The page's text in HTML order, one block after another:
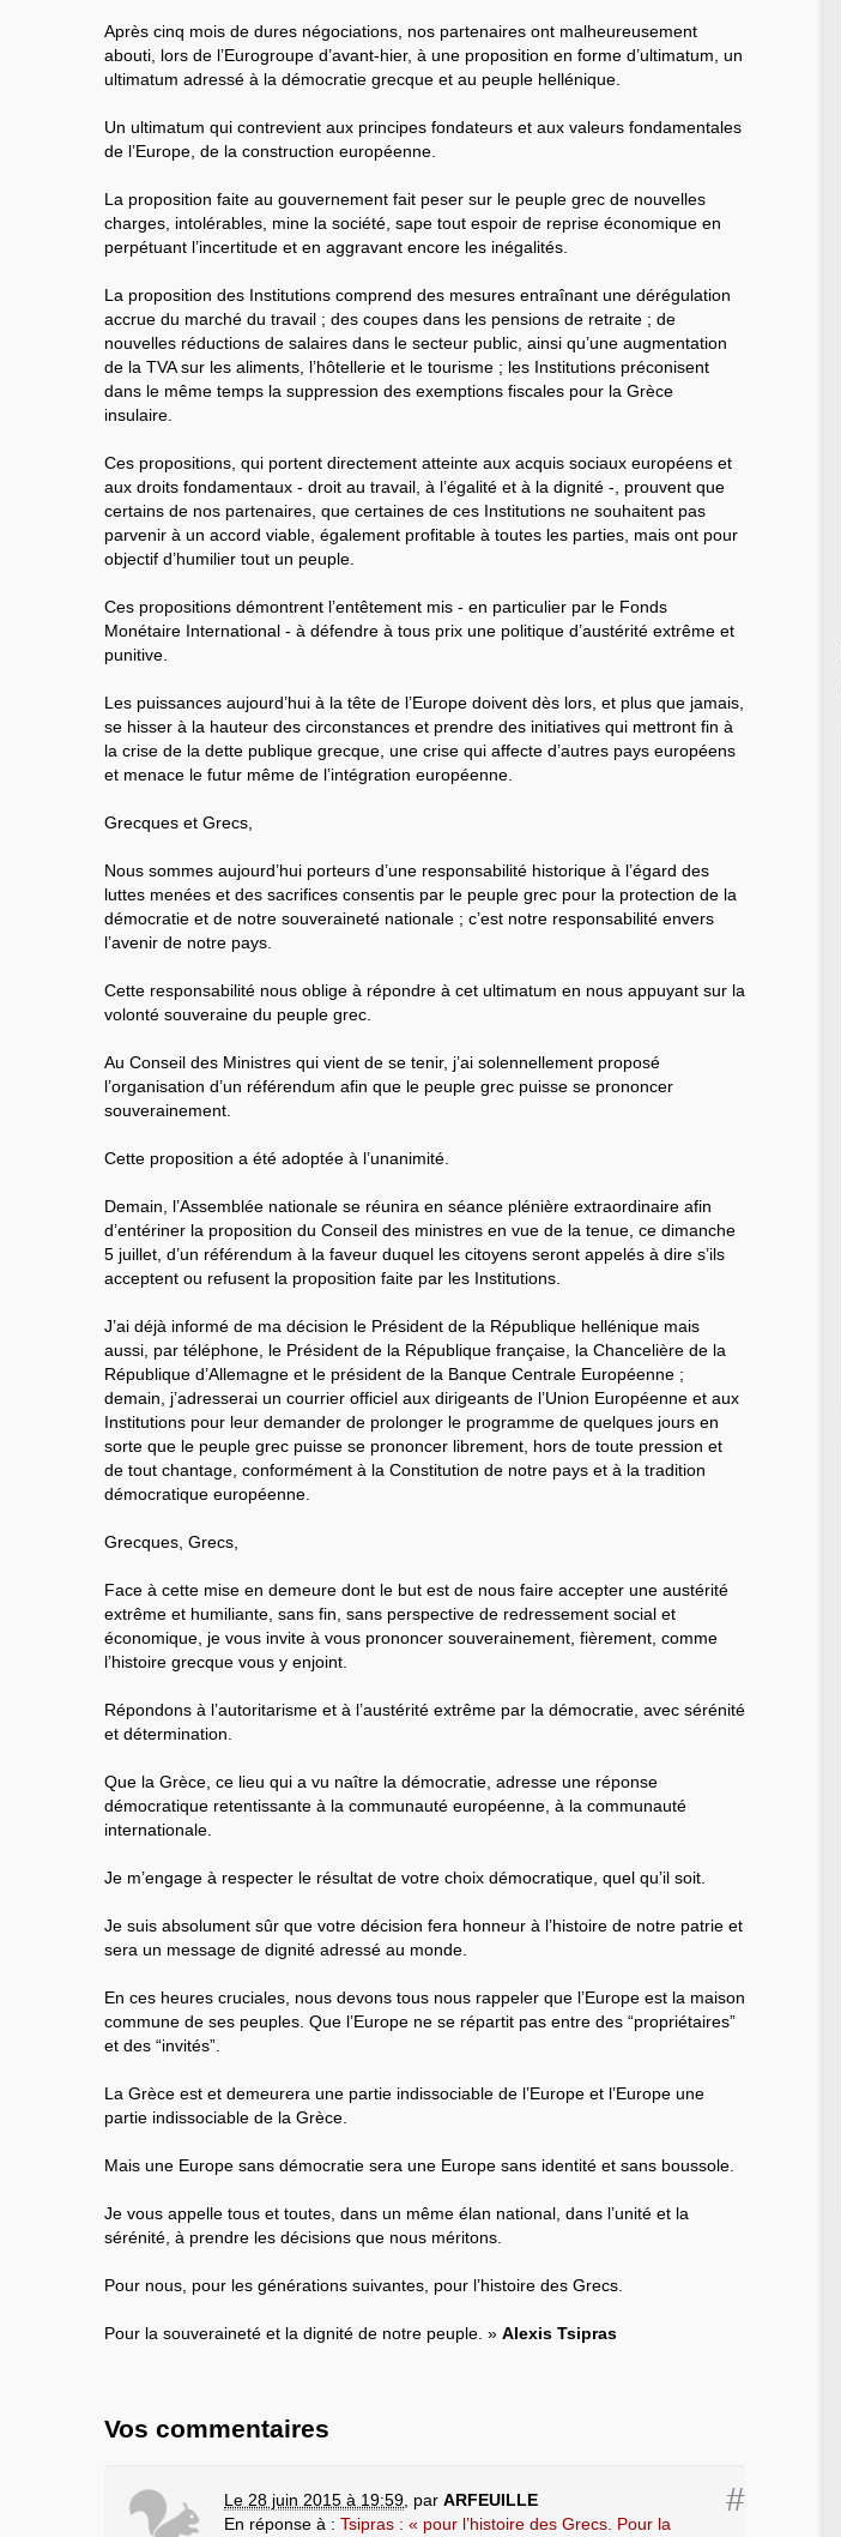
Après cinq mois de dures négociations, nos partenaires ont malheureusement
abouti, lors de l’Eurogroupe d’avant-hier, à une proposition en forme d’ultimatum, un
ultimatum adressé à la démocratie grecque et au peuple hellénique.
Un ultimatum qui contrevient aux principes fondateurs et aux valeurs fondamentales
de l’Europe, de la construction européenne.
La proposition faite au gouvernement fait peser sur le peuple grec de nouvelles
charges, intolérables, mine la société, sape tout espoir de reprise économique en
perpétuant l’incertitude et en aggravant encore les inégalités.
La proposition des Institutions comprend des mesures entraînant une dérégulation
accrue du marché du travail ; des coupes dans les pensions de retraite ; de
nouvelles réductions de salaires dans le secteur public, ainsi qu’une augmentation
de la TVA sur les aliments, l’hôtellerie et le tourisme ; les Institutions préconisent
dans le même temps la suppression des exemptions fiscales pour la Grèce
insulaire.
Ces propositions, qui portent directement atteinte aux acquis sociaux européens et
aux droits fondamentaux - droit au travail, à l’égalité et à la dignité -, prouvent que
certains de nos partenaires, que certaines de ces Institutions ne souhaitent pas
parvenir à un accord viable, également profitable à toutes les parties, mais ont pour
objectif d’humilier tout un peuple.
Ces propositions démontrent l’entêtement mis - en particulier par le Fonds
Monétaire International - à défendre à tous prix une politique d’austérité extrême et
punitive.
Les puissances aujourd’hui à la tête de l’Europe doivent dès lors, et plus que jamais,
se hisser à la hauteur des circonstances et prendre des initiatives qui mettront fin à
la crise de la dette publique grecque, une crise qui affecte d’autres pays européens
et menace le futur même de l’intégration européenne.
Grecques et Grecs,
Nous sommes aujourd’hui porteurs d’une responsabilité historique à l’égard des
luttes menées et des sacrifices consentis par le peuple grec pour la protection de la
démocratie et de notre souveraineté nationale ; c’est notre responsabilité envers
l’avenir de notre pays.
Cette responsabilité nous oblige à répondre à cet ultimatum en nous appuyant sur la
volonté souveraine du peuple grec.
Au Conseil des Ministres qui vient de se tenir, j’ai solennellement proposé
l’organisation d’un référendum afin que le peuple grec puisse se prononcer
souverainement.
Cette proposition a été adoptée à l’unanimité.
Demain, l’Assemblée nationale se réunira en séance plénière extraordinaire afin
d’entériner la proposition du Conseil des ministres en vue de la tenue, ce dimanche
5 juillet, d’un référendum à la faveur duquel les citoyens seront appelés à dire s’ils
acceptent ou refusent la proposition faite par les Institutions.
J’ai déjà informé de ma décision le Président de la République hellénique mais
aussi, par téléphone, le Président de la République française, la Chancelière de la
République d’Allemagne et le président de la Banque Centrale Européenne ;
demain, j’adresserai un courrier officiel aux dirigeants de l’Union Européenne et aux
Institutions pour leur demander de prolonger le programme de quelques jours en
sorte que le peuple grec puisse se prononcer librement, hors de toute pression et
de tout chantage, conformément à la Constitution de notre pays et à la tradition
démocratique européenne.
Grecques, Grecs,
Face à cette mise en demeure dont le but est de nous faire accepter une austérité
extrême et humiliante, sans fin, sans perspective de redressement social et
économique, je vous invite à vous prononcer souverainement, fièrement, comme
l’histoire grecque vous y enjoint.
Répondons à l’autoritarisme et à l’austérité extrême par la démocratie, avec sérénité
et détermination.
Que la Grèce, ce lieu qui a vu naître la démocratie, adresse une réponse
démocratique retentissante à la communauté européenne, à la communauté
internationale.
Je m’engage à respecter le résultat de votre choix démocratique, quel qu’il soit.
Je suis absolument sûr que votre décision fera honneur à l’histoire de notre patrie et
sera un message de dignité adressé au monde.
En ces heures cruciales, nous devons tous nous rappeler que l’Europe est la maison
commune de ses peuples. Que l’Europe ne se répartit pas entre des “propriétaires”
et des “invités”.
La Grèce est et demeurera une partie indissociable de l’Europe et l’Europe une
partie indissociable de la Grèce.
Mais une Europe sans démocratie sera une Europe sans identité et sans boussole.
Je vous appelle tous et toutes, dans un même élan national, dans l’unité et la
sérénité, à prendre les décisions que nous méritons.
Pour nous, pour les générations suivantes, pour l’histoire des Grecs.
Pour la souveraineté et la dignité de notre peuple. » Alexis Tsipras
Vos commentaires
#
Le 28 juin 2015 à 19:59 par ARFEUILLE
En réponse à : Tsipras : « pour l’histoire des Grecs. Pour la